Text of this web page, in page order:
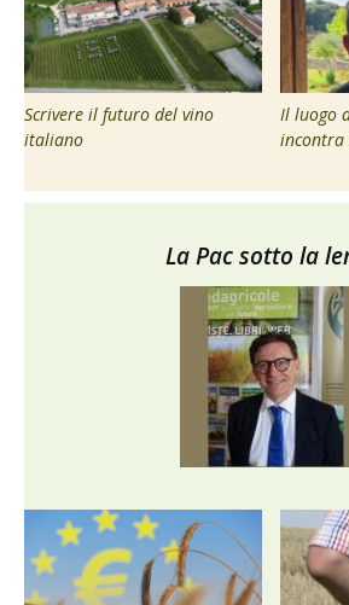
Scrivere il futuro del vino
italiano
Il luogo
incontra
La Pac sotto la